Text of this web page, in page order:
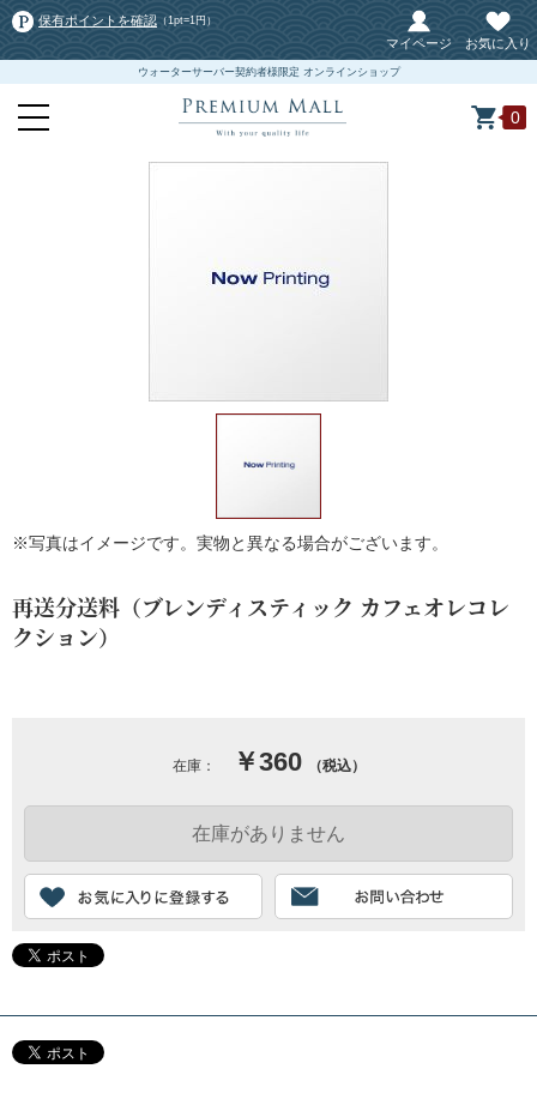
保有ポイントを確認 （1pt=1円）
マイページ お気に入り
ウォーターサーバー契約者様限定 オンラインショップ
0
※写真はイメージです。実物と異なる場合がございます。
再送分送料（ブレンディスティック カフェオレコレ
クション）
在庫： ￥360 （税込）